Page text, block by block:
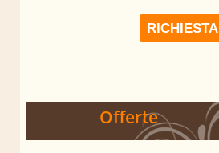
RICHIESTA
Offerte